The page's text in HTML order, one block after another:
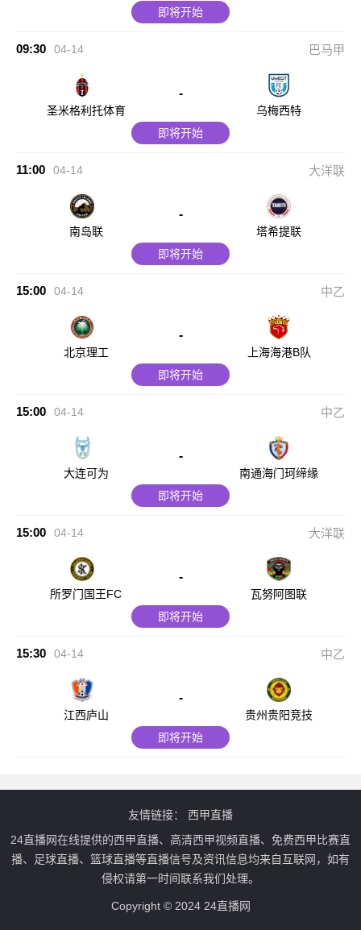
即将开始
09:30 04-14 巴马甲
圣米格利托体育
-
乌梅西特
即将开始
11:00 04-14 大洋联
南岛联
-
塔希提联
即将开始
15:00 04-14 中乙
北京理工
-
上海海港B队
即将开始
15:00 04-14 中乙
大连可为
-
南通海门珂缔缘
即将开始
15:00 04-14 大洋联
所罗门国王FC
-
瓦努阿图联
即将开始
15:30 04-14 中乙
江西庐山
-
贵州贵阳竞技
即将开始
友情链接： 西甲直播
24直播网在线提供的西甲直播、高清西甲视频直播、免费西甲比赛直
播、足球直播、篮球直播等直播信号及资讯信息均来自互联网，如有
侵权请第一时间联系我们处理。
Copyright © 2024 24直播网